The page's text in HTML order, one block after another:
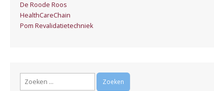
De Roode Roos
HealthCareChain
Pom Revalidatietechniek
Zoeken